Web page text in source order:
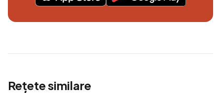
Rețete similare